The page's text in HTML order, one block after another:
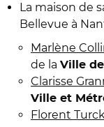
La maison de
Bellevue à
Marlène
de la Ville
Clarisse
Ville et
Florent